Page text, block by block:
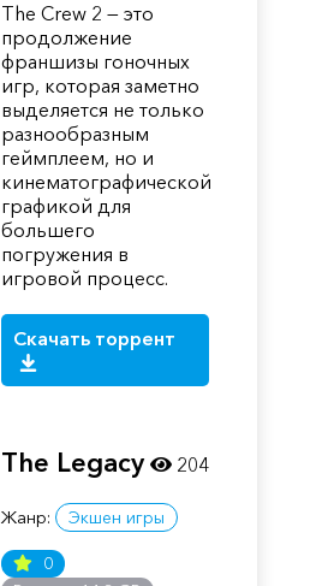
The Crew 2 — это
продолжение
франшизы гоночных
игр, которая заметно
выделяется не только
разнообразным
геймплеем, но и
кинематографической
графикой для
большего
погружения в
игровой процесс.
Скачать торрент
The Legacy
Жанр: Экшен игры
0
204